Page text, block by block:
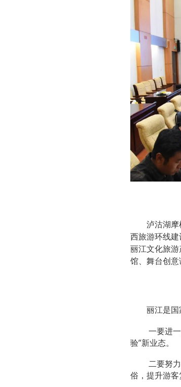
泸沽湖
西旅游环线
丽江文化旅
馆、舞台创
丽江是国
一要进
验”新业态。
二要努
俗，提升游客